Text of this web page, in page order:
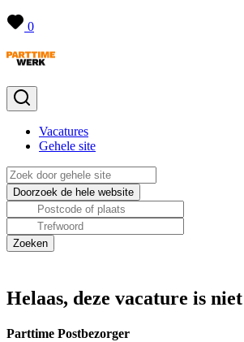
0
Vacatures
Gehele site
Helaas, deze vacature is
Parttime Postbezorger